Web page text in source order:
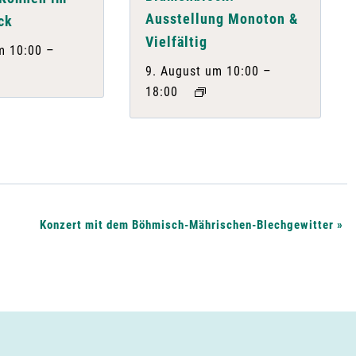
10:00 –
Ausstellung Monoton &
Vielfältig
9. August um 10:00 –
18:00
Konzert mit dem Böhmisch-Mährischen-Blechgewitter»